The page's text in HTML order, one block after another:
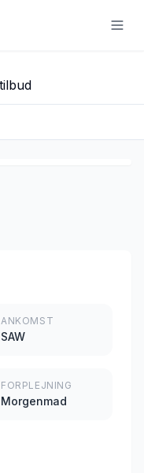
ANKOMST
SAW
FORPLEJNING
Morgenmad